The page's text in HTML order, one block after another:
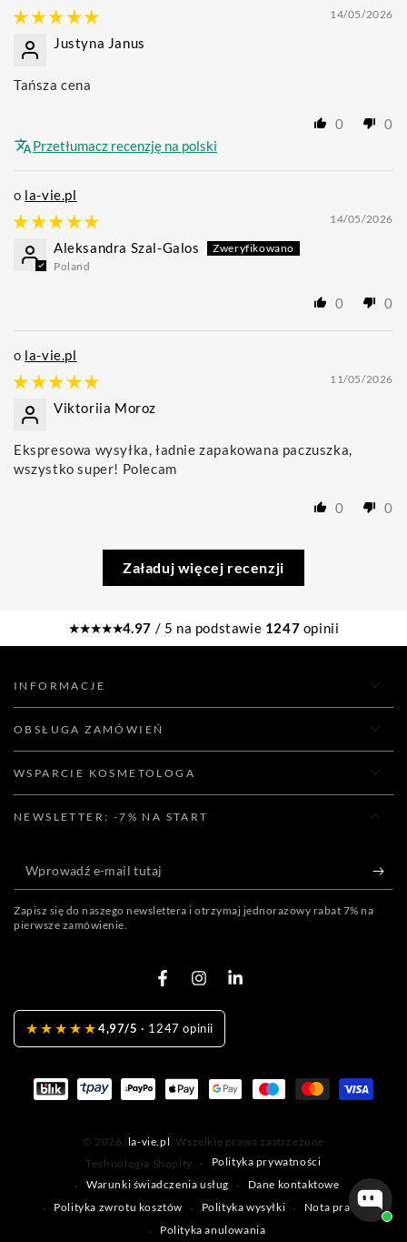
14/05/2026
Justyna Janus
Tańsza cena
0
0
Przetłumacz recenzję na polski
la-vie.pl
14/05/2026
Aleksandra Szal-Galos
Poland
0 0
la-vie.pl
11/05/2026
Viktoriia Moroz
Ekspresowa wysyłka, ładnie zapakowana paczuszka,
wszystko super! Polecam
0 0
Załaduj więcej recenzji
★★★★★4.97 / 5 na podstawie 1247 opinii
INFORMACJE
OBSŁUGA ZAMÓWIEŃ
WSPARCIE KOSMETOLOGA
NEWSLETTER: -7% NA START
Wprowadź
e-
mail
tutaj
Zapisz się do naszego newslettera i otrzymaj jednorazowy rabat 7% na
pierwsze zamówienie.
FacebookInstagramLinkedIn
★★★★★4,97/5 · 1247 opinii
© 2026, la-vie.pl . Wszelkie prawa zastrzeżone
Technologia Shopify
Polityka prywatności
Warunki świadczenia usług
Dane kontaktowe
Polityka zwrotu kosztów
Polityka wysyłki
Nota prawna
Polityka anulowania
Metody